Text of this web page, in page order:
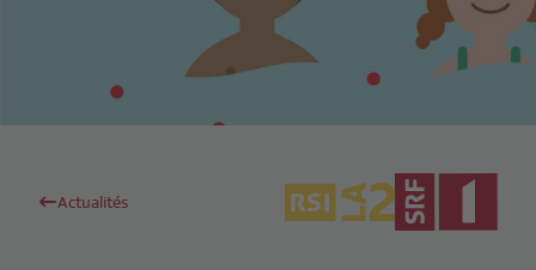
Actualités